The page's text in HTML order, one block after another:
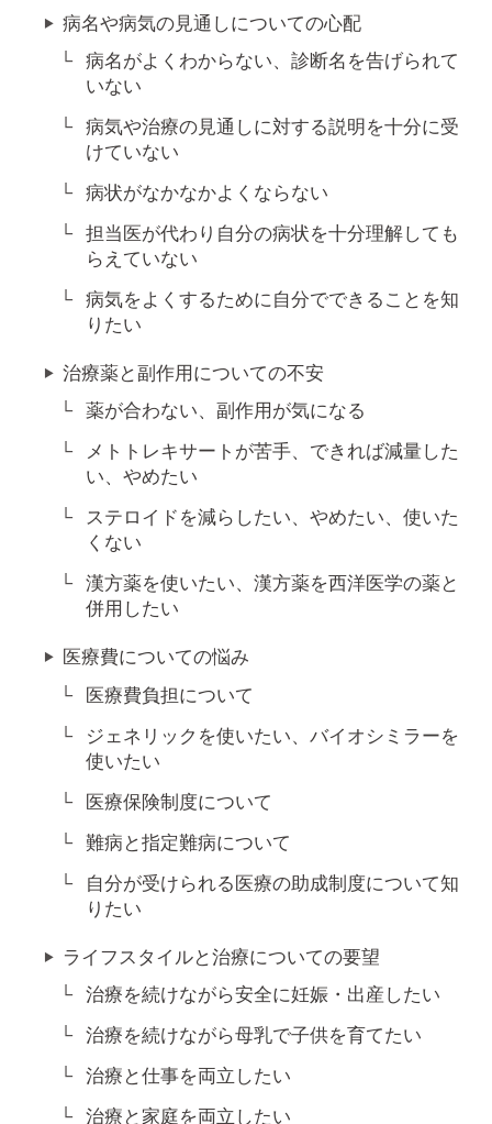
病名や病気の見通しについての心配
病名がよくわからない、診断名を告げられて
いない
病気や治療の見通しに対する説明を十分に受
けていない
病状がなかなかよくならない
担当医が代わり自分の病状を十分理解しても
らえていない
病気をよくするために自分でできることを知
りたい
治療薬と副作用についての不安
薬が合わない、副作用が気になる
メトトレキサートが苦手、できれば減量した
い、やめたい
ステロイドを減らしたい、やめたい、使いた
くない
漢方薬を使いたい、漢方薬を西洋医学の薬と
併用したい
医療費についての悩み
医療費負担について
ジェネリックを使いたい、バイオシミラーを
使いたい
医療保険制度について
難病と指定難病について
自分が受けられる医療の助成制度について知
りたい
ライフスタイルと治療についての要望
治療を続けながら安全に妊娠・出産したい
治療を続けながら母乳で子供を育てたい
治療と仕事を両立したい
治療と家庭を両立したい